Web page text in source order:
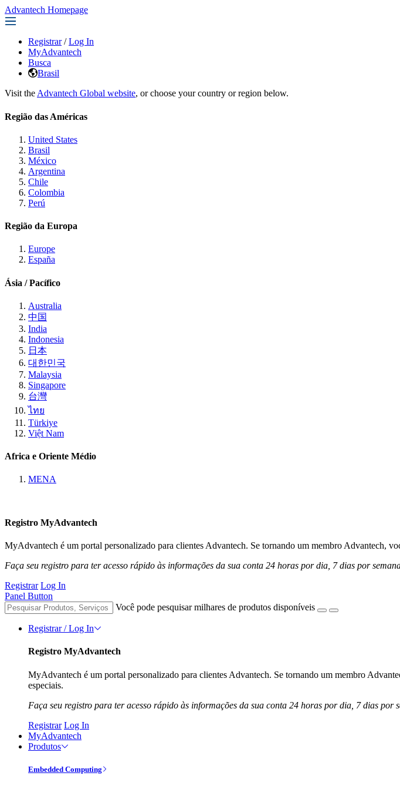
Advantech Homepage
Registrar / Log In
MyAdvantech
Busca
Brasil
Visit the Advantech Global website, or choose your country or region below.
Região das Américas
United States
Brasil
México
Argentina
Chile
Colombia
Perú
Região da Europa
Europe
España
Ásia / Pacífico
Australia
中国
India
Indonesia
日本
대한민국
Malaysia
Singapore
台灣
ไทย
Türkiye
Việt Nam
Africa e Oriente Médio
MENA
Registro MyAdvantech
MyAdvantech é um portal personalizado para clientes Advantech. Se tornando um membro Advantech,
Faça seu registro para ter acesso rápido às informações da sua conta 24 horas por dia, 7 dias por
Registrar Log In
Panel Button
Você pode pesquisar milhares de produtos disponíveis
Registrar / Log In
Registro MyAdvantech
MyAdvantech é um portal personalizado para clientes Advantech. Se tornando um membro
especiais.
Faça seu registro para ter acesso rápido às informações da sua conta 24 horas por dia, 7 dias por
Registrar Log In
MyAdvantech
Produtos
Embedded Computing